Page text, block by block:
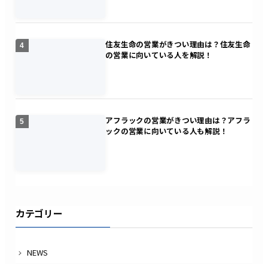
4
住友生命の営業がきつい理由は？住友生命
の営業に向いている人を解説！
5
アフラックの営業がきつい理由は？アフラ
ックの営業に向いている人も解説！
カテゴリー
NEWS